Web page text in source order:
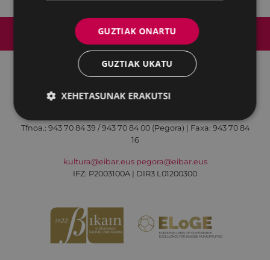
Lege-oharra
Cookien politika
Udalaren sare sozial guztiak
Tfnoa.: 943 70 84 39 / 943 70 84 00 (Pegora) | Faxa: 943 70 84
16
kultura@eibar.eus pegora@eibar.eus
IFZ: P2003100A | DIR3 L01200300
GUZTIAK ONARTU
GUZTIAK UKATU
XEHETASUNAK ERAKUTSI